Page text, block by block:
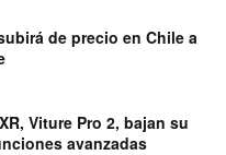
de precio en Chile a
Viture Pro 2, bajan su
avanzadas